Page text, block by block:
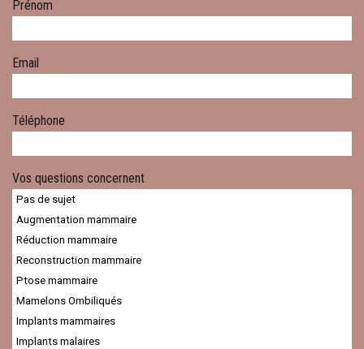
Prénom
Email
Téléphone
Vos questions concernent